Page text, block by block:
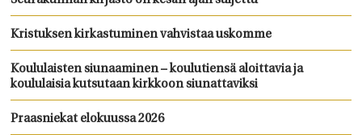
Kristuksen kirkastuminen vahvistaa uskomme
Koululaisten siunaaminen – koulutiensä aloittavia ja
koululaisia kutsutaan kirkkoon siunattaviksi
Praasniekat elokuussa 2026